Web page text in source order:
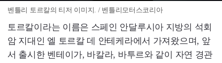
벤틀리 토르칼의 티저 이미지. / 벤틀리모터스코리아
토르칼이라는 이름은 스페인 안달루시아 지방의 석회
암 지대인 엘 토르칼 데 안테케라에서 가져왔으며, 앞
서 출시한 벤테이가, 바칼라, 바투르와 같이 자연 경관